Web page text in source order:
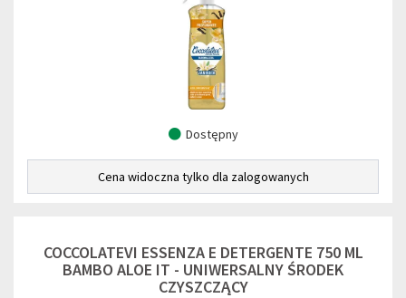
Dostępny
Cena widoczna tylko dla zalogowanych
COCCOLATEVI ESSENZA E DETERGENTE 750 ML
BAMBO ALOE IT - UNIWERSALNY ŚRODEK
CZYSZCZĄCY